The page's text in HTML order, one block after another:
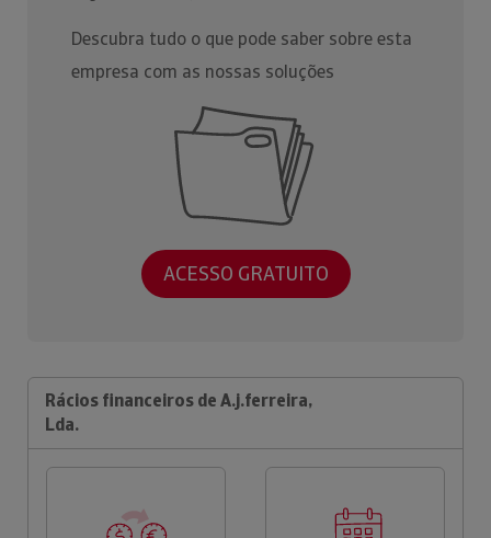
Descubra tudo o que pode saber sobre esta
empresa com as nossas soluções
ACESSO GRATUITO
Rácios financeiros de A.j.ferreira,
Lda.